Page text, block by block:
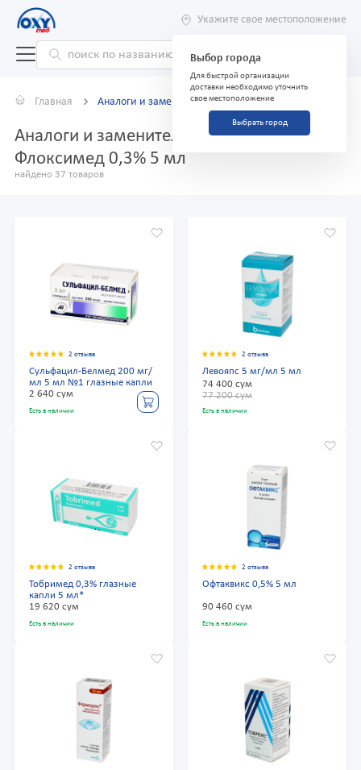
Укажите свое местоположение
Выбор города
Для быстрой организации
доставки необходимо уточнить
свое местоположение
Выбрать город
Главная Аналоги и заменители
Аналоги и заменители препарата
Флоксимед 0,3% 5 мл
найдено 37 товаров
2 отзыва
Сульфацил-Белмед 200 мг/
мл 5 мл №1 глазные капли
2 640 сум
Есть в наличии
2 отзыва
Левояпс 5 мг/мл 5 мл
74 400 сум
77 200 сум
Есть в наличии
2 отзыва
Тобримед 0,3% глазные
капли 5 мл*
19 620 сум
Есть в наличии
2 отзыва
Офтаквикс 0,5% 5 мл
90 460 сум
Есть в наличии